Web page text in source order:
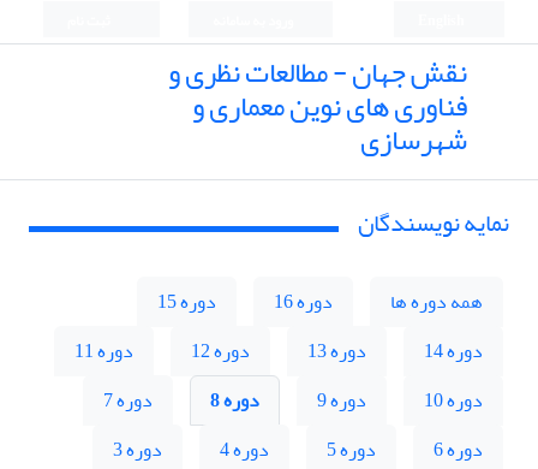
نقش جهان - مطالعات نظری و
فناوری های نوین معماری و
شهرسازی
نمایه نویسندگان
همه دوره ها دوره 16
دوره 15
دوره 14
دوره 13 دوره 12
دوره 11
دوره 10
دوره 9 دوره 8
دوره 7
دوره 6
دوره 5 دوره 4
دوره 3